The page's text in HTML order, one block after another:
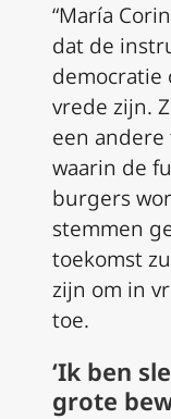
“María
dat de
democratie
vrede zijn.
een
waarin de
burgers
stemmen
toekomst
zijn om in
toe.
‘Ik ben
grote